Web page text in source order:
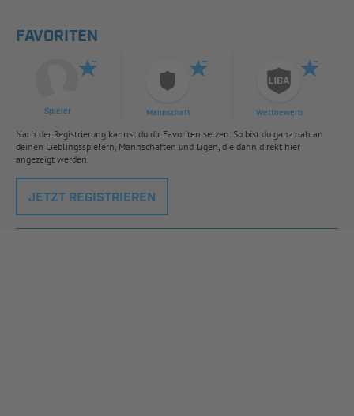
FAVORITEN
Spieler Mannschaft Wettbewerb
Nach der Registrierung kannst du dir Favoriten setzen. So bist du ganz nah an
deinen Lieblingsspielern, Mannschaften und Ligen, die dann direkt hier
angezeigt werden.
JETZT REGISTRIEREN